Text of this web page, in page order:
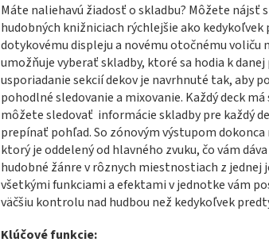
Máte naliehavú žiadosť o skladbu? Môžete nájsť
hudobných knižniciach rýchlejšie ako
dotykovému displeju a novému otočnému voliču
umožňuje vyberať skladby, ktoré sa hodia k
usporiadanie sekcií dekov je navrhnuté tak, aby
pohodlné sledovanie a mixovanie. Každý deck
môžete sledovať informácie skladby pre každý
prepínať pohľad. So zónovým výstupom
ktorý je oddelený od hlavného zvuku, čo vám
hudobné žánre v rôznych miestnostiach z jednej
všetkými funkciami a efektami v jednotke vám
väčšiu kontrolu nad hudbou než kedykoľvek
Klúčové funkcie: